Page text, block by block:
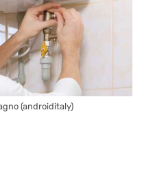
(androiditaly)